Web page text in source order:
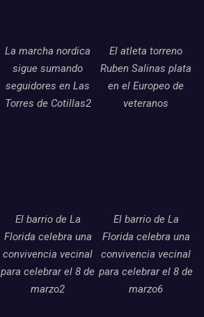
La marcha nordica
sigue sumando
seguidores en Las
Torres de Cotillas2
El atleta torreno
Ruben Salinas plata
en el Europeo de
veteranos
El barrio de La
Florida celebra una
convivencia vecinal
para celebrar el 8 de
marzo2
El barrio de La
Florida celebra una
convivencia vecinal
para celebrar el 8 de
marzo6